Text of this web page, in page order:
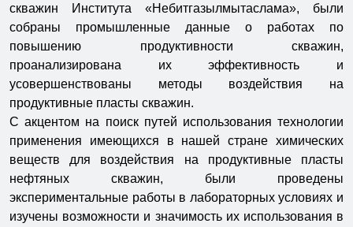
скважин Института «Небитгазылмытаслама», были
собраны промышленные данные о работах по
повышению продуктивности скважин,
проанализирована их эффективность и
усовершенствованы методы воздействия на
продуктивные пласты скважин.
С акцентом на поиск путей использования технологии
применения имеющихся в нашей стране химических
веществ для воздействия на продуктивные пласты
нефтяных скважин, были проведены
экспериментальные работы в лабораторных условиях и
изучены возможности и значимость их использования в